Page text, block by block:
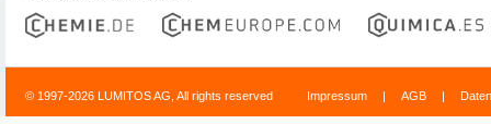
© 1997-2026 LUMITOS AG, All rights reserved Impressum | AGB |